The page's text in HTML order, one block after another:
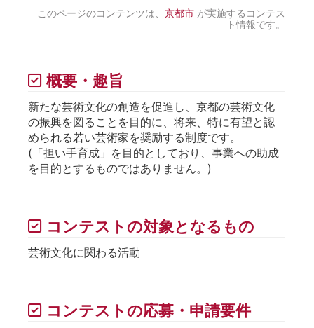
このページのコンテンツは、京都市 が実施するコンテス
ト情報です。
概要・趣旨
新たな芸術文化の創造を促進し、京都の芸術文化
の振興を図ることを目的に、将来、特に有望と認
められる若い芸術家を奨励する制度です。
(「担い手育成」を目的としており、事業への助成
を目的とするものではありません。)
コンテストの対象となるもの
芸術文化に関わる活動
コンテストの応募・申請要件